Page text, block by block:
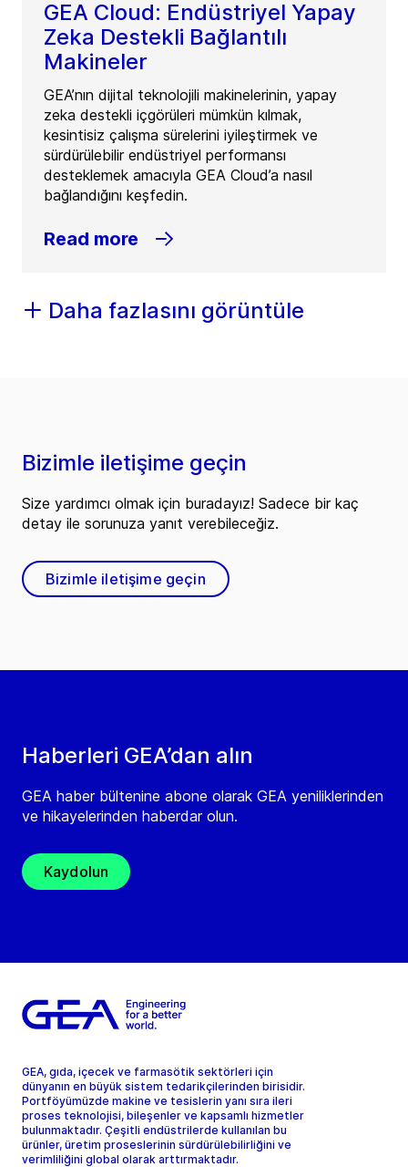
GEA Cloud: Endüstriyel Yapay
Zeka Destekli Bağlantılı
Makineler
GEA’nın dijital teknolojili makinelerinin, yapay
zeka destekli içgörüleri mümkün kılmak,
kesintisiz çalışma sürelerini iyileştirmek ve
sürdürülebilir endüstriyel performansı
desteklemek amacıyla GEA Cloud’a nasıl
bağlandığını keşfedin.
Read more
Daha fazlasını görüntüle
Haberleri GEA’dan alın
GEA haber bültenine abone olarak GEA yeniliklerinden
ve hikayelerinden haberdar olun.
Kaydolun
Bizimle iletişime geçin
Size yardımcı olmak için buradayız! Sadece bir kaç
detay ile sorunuza yanıt verebileceğiz.
Bizimle iletişime geçin
GEA, gıda, içecek ve farmasötik sektörleri için
dünyanın en büyük sistem tedarikçilerinden birisidir.
Portföyümüzde makine ve tesislerin yanı sıra ileri
proses teknolojisi, bileşenler ve kapsamlı hizmetler
bulunmaktadır. Çeşitli endüstrilerde kullanılan bu
ürünler, üretim proseslerinin sürdürülebilirliğini ve
verimliliğini global olarak arttırmaktadır.